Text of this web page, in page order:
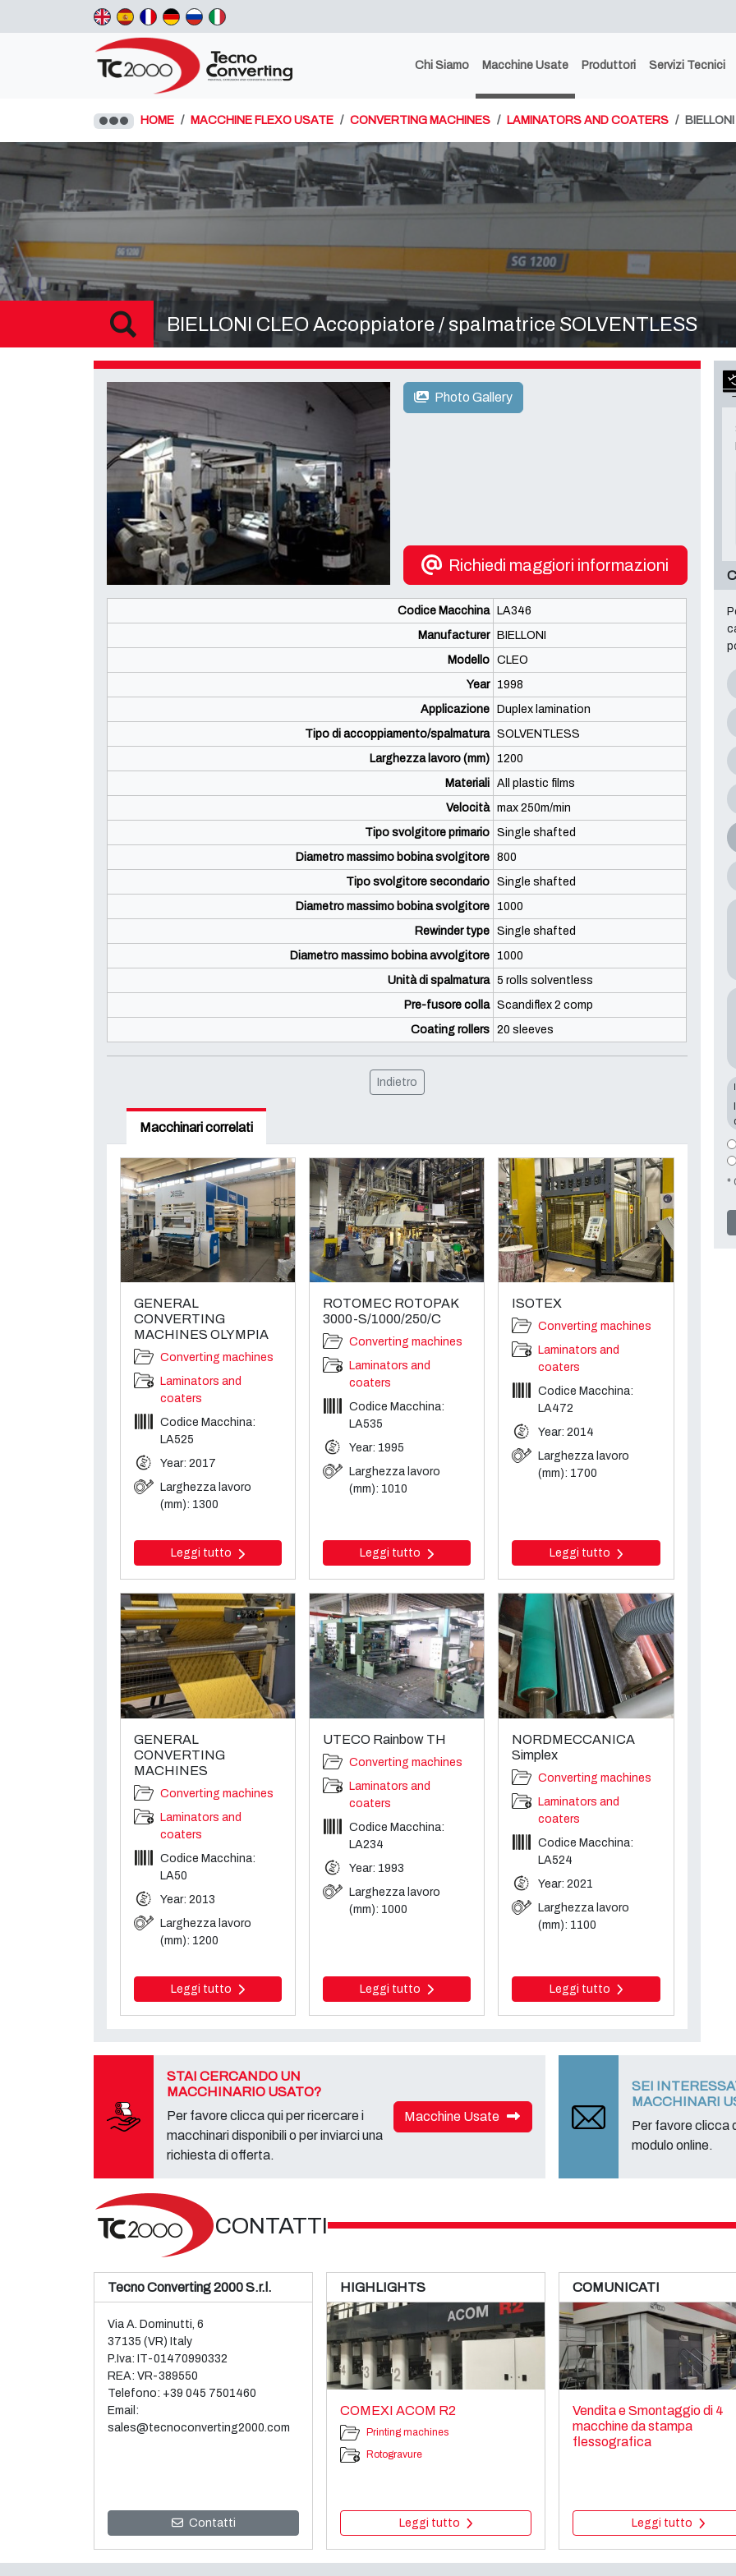
Chi Siamo Macchine Usate Produttori Servizi Tecnici
HOME MACCHINE FLEXO USATE CONVERTING MACHINES LAMINATORS AND COATERS
BIELLONI CLEO Accoppiatore / spalmatrice SOLVENTLESS
Photo Gallery
Richiedi maggiori informazioni
Codice Macchina LA346
Manufacturer BIELLONI
Modello CLEO
Year
1998
Applicazione Duplex lamination
Tipo di accoppiamento/spalmatura SOLVENTLESS
Larghezza lavoro (mm)
1200
Materiali All plastic films
Velocità max 250m/min
Tipo svolgitore primario Single shafted
Diametro massimo bobina svolgitore 800
Tipo svolgitore secondario Single shafted
Diametro massimo bobina svolgitore
1000
Rewinder type Single shafted
Diametro massimo bobina avvolgitore
1000
Unità di spalmatura 5 rolls solventless
Pre-fusore colla Scandiflex 2 comp
Coating rollers 20 sleeves
Indietro
Macchinari correlati
GENERAL
CONVERTING
MACHINES OLYMPIA
Converting machines
Laminators and
coaters
Codice Macchina:
LA525
Year: 2017
Larghezza lavoro
(mm): 1300
Leggi tutto
ROTOMEC ROTOPAK
3000-S/1000/250/C
Converting machines
Laminators and
coaters
Codice Macchina:
LA535
Year: 1995
Larghezza lavoro
(mm): 1010
Leggi tutto
ISOTEX
Converting machines
Laminators and
coaters
Codice Macchina:
LA472
Year: 2014
Larghezza lavoro
(mm): 1700
Leggi tutto
GENERAL
CONVERTING
MACHINES
Converting machines
Laminators and
coaters
Codice Macchina:
LA50
Year: 2013
Larghezza lavoro
(mm): 1200
Leggi tutto
UTECO Rainbow TH
Converting machines
Laminators and
coaters
Codice Macchina:
LA234
Year: 1993
Larghezza lavoro
(mm): 1000
Leggi tutto
NORDMECCANICA
Simplex
Converting machines
Laminators and
coaters
Codice Macchina:
LA524
Year: 2021
Larghezza lavoro
(mm): 1100
Leggi tutto
*
STAI CERCANDO UN
MACCHINARIO USATO?
Per favore clicca qui per ricercare i
macchinari disponibili o per inviarci una
richiesta di offerta.
Macchine Usate
SEI
MACCHINARI
Per favore clicca
modulo online.
CONTATTI
HIGHLIGHTS
COMEXI ACOM R2
Printing machines
Rotogravure
Leggi tutto
COMUNICATI
Vendita e Smontaggio di 4
macchine da stampa
flessografica
Leggi tutto
Tecno Converting 2000 S.r.l.
Via A. Dominutti, 6
37135 (VR) Italy
P.Iva: IT-01470990332
REA: VR-389550
Telefono: +39 045 7501460
Email:
sales@tecnoconverting2000.com
Contatti